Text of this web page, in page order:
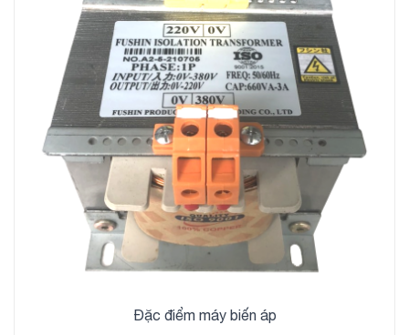
Đặc điểm máy biến áp